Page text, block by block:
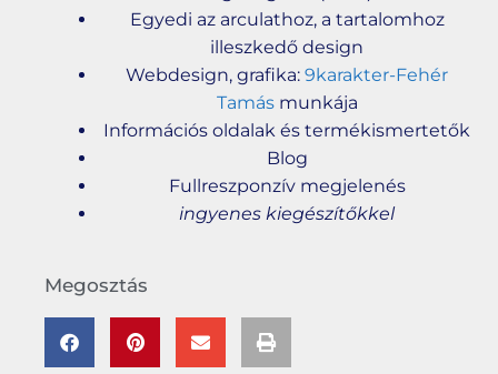
Egyedi az arculathoz, a tartalomhoz
illeszkedő design
Webdesign, grafika: 9karakter-Fehér
Tamásmunkája
Információs oldalak és termékismertetők
Blog
Fullreszponzív megjelenés
ingyenes kiegészítőkkel
Megosztás